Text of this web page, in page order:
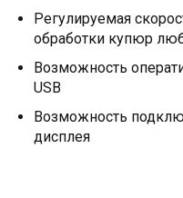
Регулируемая
обработки купюр
Возможность
USB
Возможность
дисплея